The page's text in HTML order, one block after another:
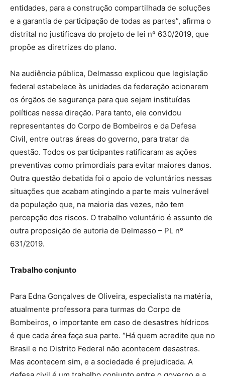
entidades, para a construção compartilhada de soluções
e a garantia de participação de todas as partes”, afirma o
distrital no justificava do projeto de lei nº 630/2019, que
propõe as diretrizes do plano.
Na audiência pública, Delmasso explicou que legislação
federal estabelece às unidades da federação acionarem
os órgãos de segurança para que sejam instituídas
políticas nessa direção. Para tanto, ele convidou
representantes do Corpo de Bombeiros e da Defesa
Civil, entre outras áreas do governo, para tratar da
questão. Todos os participantes ratificaram as ações
preventivas como primordiais para evitar maiores danos.
Outra questão debatida foi o apoio de voluntários nessas
situações que acabam atingindo a parte mais vulnerável
da população que, na maioria das vezes, não tem
percepção dos riscos. O trabalho voluntário é assunto de
outra proposição de autoria de Delmasso – PL nº
631/2019.
Trabalho conjunto
Para Edna Gonçalves de Oliveira, especialista na matéria,
atualmente professora para turmas do Corpo de
Bombeiros, o importante em caso de desastres hídricos
é que cada área faça sua parte. “Há quem acredite que no
Brasil e no Distrito Federal não acontecem desastres.
Mas acontecem sim, e a sociedade é prejudicada. A